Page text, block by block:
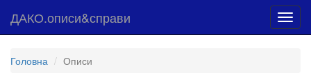
ДАКО.описи&справи
Головна Описи